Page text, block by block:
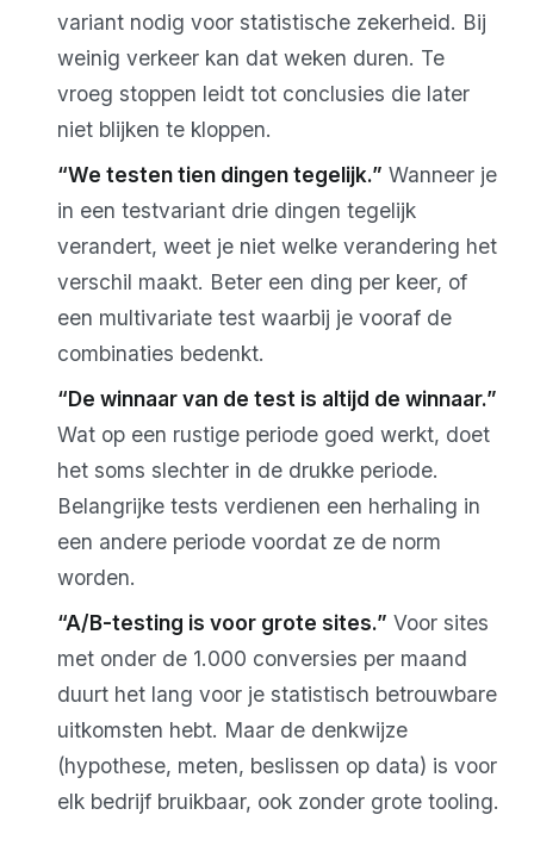
variant nodig voor statistische zekerheid. Bij
weinig verkeer kan dat weken duren. Te
vroeg stoppen leidt tot conclusies die later
niet blijken te kloppen.
“We testen tien dingen tegelijk.” Wanneer je
in een testvariant drie dingen tegelijk
verandert, weet je niet welke verandering het
verschil maakt. Beter een ding per keer, of
een multivariate test waarbij je vooraf de
combinaties bedenkt.
“De winnaar van de test is altijd de winnaar.”
Wat op een rustige periode goed werkt, doet
het soms slechter in de drukke periode.
Belangrijke tests verdienen een herhaling in
een andere periode voordat ze de norm
worden.
“A/B-testing is voor grote sites.” Voor sites
met onder de 1.000 conversies per maand
duurt het lang voor je statistisch betrouwbare
uitkomsten hebt. Maar de denkwijze
(hypothese, meten, beslissen op data) is voor
elk bedrijf bruikbaar, ook zonder grote tooling.